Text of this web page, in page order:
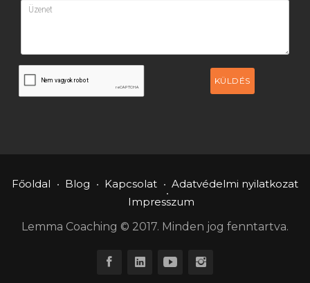
KÜLDÉS
Főoldal Blog Kapcsolat
Adatvédelmi nyilatkozat
Impresszum
Lemma Coaching © 2017. Minden jog fenntartva.